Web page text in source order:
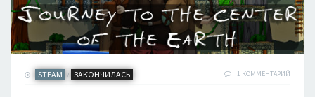
STEAM / ЗАКОНЧИЛАСЬ 1 КОММЕНТАРИЙ